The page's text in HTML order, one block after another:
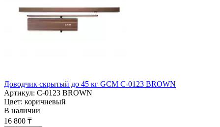
Доводчик скрытый до 45 кг GCM C-0123 BROWN
Артикул: C-0123 BROWN
Цвет: коричневый
В наличии
16 800 ₸